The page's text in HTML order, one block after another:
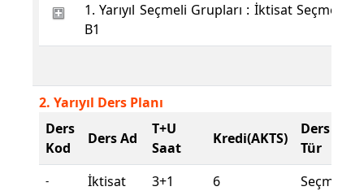
1. Yarıyıl Seçmeli Grupları : İktisat Seçmeli-
B1
2. Yarıyıl Ders Planı
Ders
Kod
Ders Ad
T+U
Saat
Kredi(AKTS)
Ders
Tür
-
İktisat
3+1 6 Seçmeli